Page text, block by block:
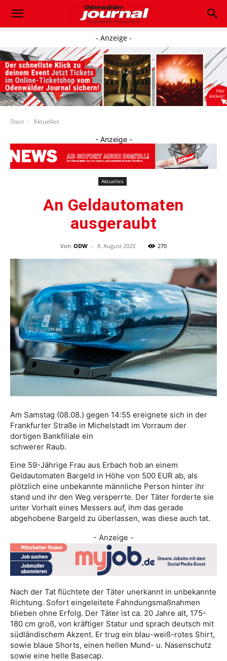
- Anzeige -
Start Aktuelles
- Anzeige -
Aktuelles
An Geldautomaten
ausgeraubt
Von ODW - 8. August 2020 270
Am Samstag (08.08.) gegen 14:55 ereignete sich in der
Frankfurter Straße in Michelstadt im Vorraum der
dortigen Bankfiliale ein
schwerer Raub.
Eine 59-Jährige Frau aus Erbach hob an einem
Geldautomaten Bargeld in Höhe von 500 EUR ab, als
plötzlich eine unbekannte männliche Person hinter ihr
stand und ihr den Weg versperrte. Der Täter forderte sie
unter Vorhalt eines Messers auf, ihm das gerade
abgehobene Bargeld zu überlassen, was diese auch tat.
- Anzeige -
Nach der Tat flüchtete der Täter unerkannt in unbekannte
Richtung. Sofort eingeleitete Fahndungsmaßnahmen
blieben ohne Erfolg. Der Täter ist ca. 20 Jahre alt, 175-
180 cm groß, von kräftiger Statur und sprach deutsch mit
südländischem Akzent. Er trug ein blau-weiß-rotes Shirt,
sowie blaue Shorts, einen hellen Mund- u. Nasenschutz
sowie eine helle Basecap.